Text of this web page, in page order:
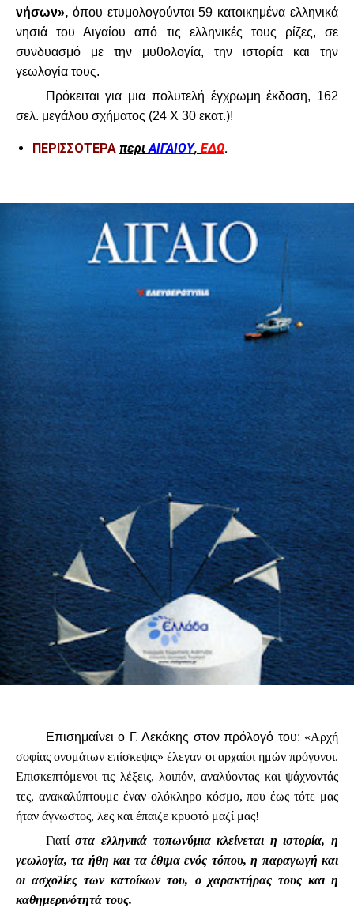
νήσων», όπου ετυμολογούνται 59 κατοικημένα ελληνικά
νησιά του Αιγαίου από τις ελληνικές τους ρίζες, σε
συνδυασμό με την μυθολογία, την ιστορία και την
γεωλογία τους.
Πρόκειται για μια πολυτελή έγχρωμη έκδοση, 162
σελ. μεγάλου σχήματος (24 Χ 30 εκατ.)!
ΠΕΡΙΣΣΟΤΕΡΑ περιΑΙΓΑΙΟΥ, ΕΔΩ.
Επισημαίνει ο Γ. Λεκάκης στον πρόλογό του: «Αρχή
σοφίας ονομάτων επίσκεψις» έλεγαν οι αρχαίοι ημών πρόγονοι.
Επισκεπτόμενοι τις λέξεις, λοιπόν, αναλύοντας και ψάχνοντάς
τες, ανακαλύπτουμε έναν ολόκληρο κόσμο, που έως τότε μας
ήταν άγνωστος, λες και έπαιζε κρυφτό μαζί μας!
Γιατίστα ελληνικά τοπωνύμια κλείνεται η ιστορία, η
γεωλογία, τα ήθη και τα έθιμα ενός τόπου, η παραγωγή και
οι ασχολίες των κατοίκων του, ο χαρακτήρας τους και η
καθημερινότητά τους.